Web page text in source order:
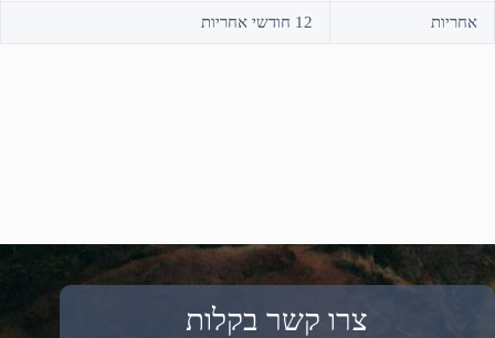
אחריות 12 חודשי אחריות
צרו קשר בקלות